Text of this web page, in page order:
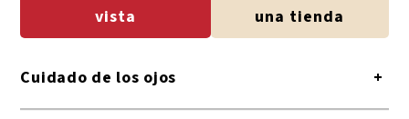
vista
una tienda
Cuidado de los ojos +